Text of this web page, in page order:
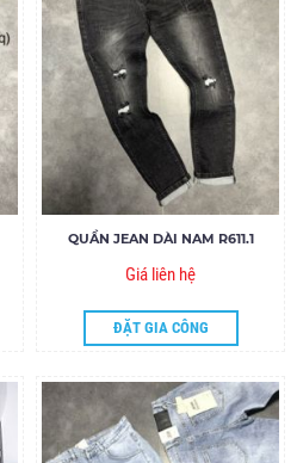
QUẦN JEAN DÀI NAM R611.1
Giá liên hệ
ĐẶT GIA CÔNG